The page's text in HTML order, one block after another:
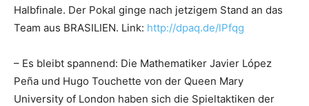
Halbfinale. Der Pokal ginge nach jetzigem Stand an das
Team aus BRASILIEN. Link: http://dpaq.de/lPfqg
– Es bleibt spannend: Die Mathematiker Javier López
Peña und Hugo Touchette von der Queen Mary
University of London haben sich die Spieltaktiken der